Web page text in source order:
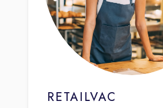
RETAILVAC